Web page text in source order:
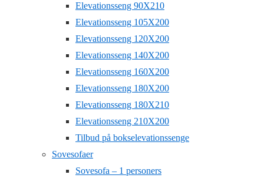
Elevationsseng 90X210
Elevationsseng 105X200
Elevationsseng 120X200
Elevationsseng 140X200
Elevationsseng 160X200
Elevationsseng 180X200
Elevationsseng 180X210
Elevationsseng 210X200
Tilbud på bokselevationssenge
Sovesofaer
Sovesofa – 1 personers